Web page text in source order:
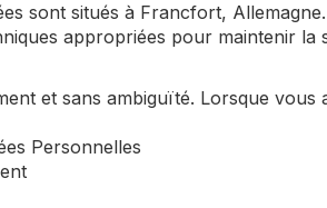
sont situés à Francfort, Allemagne.
appropriées pour maintenir la
et sans ambiguïté. Lorsque
Personnelles